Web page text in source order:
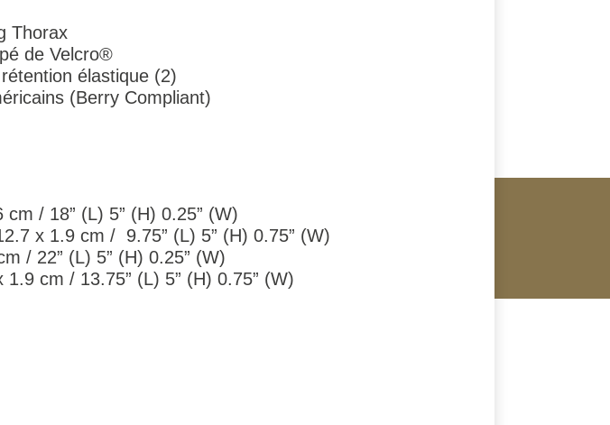
Thorax
de Velcro®
élastique (2)
(Berry Compliant)
/ 18” (L) 5” (H) 0.25” (W)
x 1.9 cm / 9.75” (L) 5” (H) 0.75” (W)
/ 22” (L) 5” (H) 0.25” (W)
cm / 13.75” (L) 5” (H) 0.75” (W)